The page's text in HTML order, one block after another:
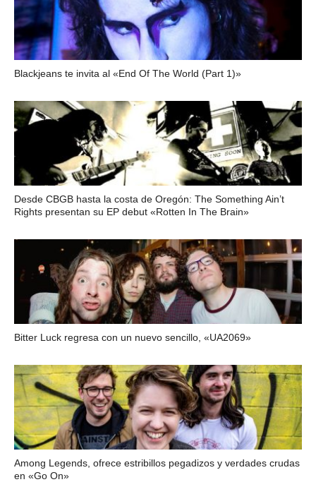
Blackjeans te invita al «End Of The World (Part 1)»
Desde CBGB hasta la costa de Oregón: The Something Ain’t
Rights presentan su EP debut «Rotten In The Brain»
Bitter Luck regresa con un nuevo sencillo, «UA2069»
Among Legends, ofrece estribillos pegadizos y verdades crudas
en «Go On»